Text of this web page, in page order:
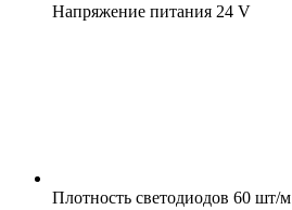
Напряжение питания 24 V
Плотность светодиодов 60 шт/м